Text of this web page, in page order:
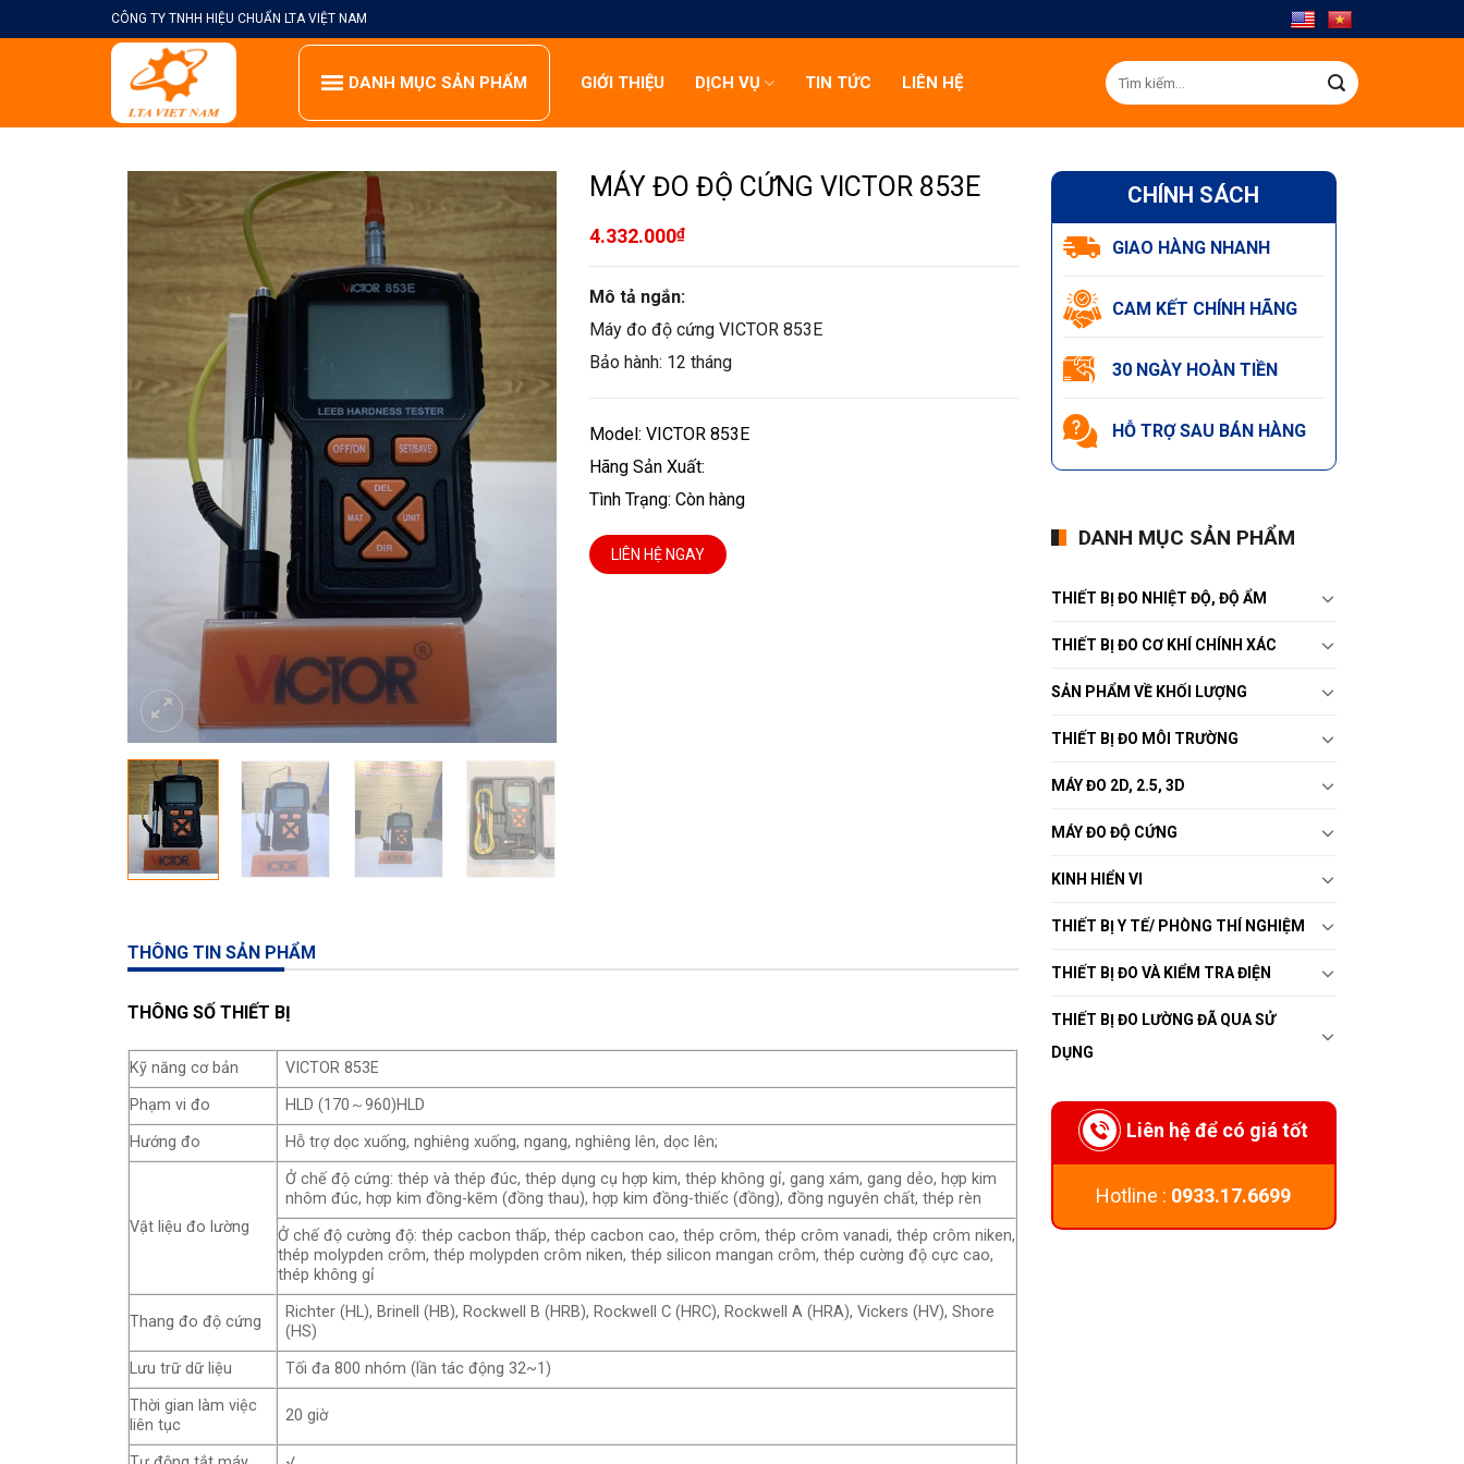
to
CÔNG TY TNHH HIỆU CHUẨN LTA VIỆT NAM
DANH MỤC SẢN PHẨM GIỚI THIỆU DỊCH VỤ TIN TỨC LIÊN HỆ
Tìm
kiếm:
CHÍNH SÁCH
GIAO HÀNG NHANH
CAM KẾT CHÍNH HÃNG
30 NGÀY HOÀN TIỀN
HỖ TRỢ SAU BÁN HÀNG
DANH MỤC SẢN PHẨM
THIẾT BỊ ĐO NHIỆT ĐỘ, ĐỘ ẨM
THIẾT BỊ ĐO CƠ KHÍ CHÍNH XÁC
SẢN PHẨM VỀ KHỐI LƯỢNG
THIẾT BỊ ĐO MÔI TRƯỜNG
MÁY ĐO 2D, 2.5, 3D
MÁY ĐO ĐỘ CỨNG
KINH HIỂN VI
THIẾT BỊ Y TẾ/ PHÒNG THÍ NGHIỆM
THIẾT BỊ ĐO VÀ KIỂM TRA ĐIỆN
THIẾT BỊ ĐO LƯỜNG ĐÃ QUA SỬ
DỤNG
Liên hệ để có giá tốt
Hotline : 0933.17.6699
MÁY ĐO ĐỘ CỨNG VICTOR 853E
4.332.000₫
Mô tả ngắn:
Máy đo độ cứng VICTOR 853E
Bảo hành: 12 tháng
Model: VICTOR 853E
Hãng Sản Xuất:
Tình Trạng: Còn hàng
LIÊN HỆ NGAY
THÔNG TIN SẢN PHẨM
THÔNG SỐ THIẾT BỊ
Kỹ năng cơ bản
VICTOR 853E
Phạm vi đo
HLD (170～960)HLD
Hướng đo
Hỗ trợ dọc xuống, nghiêng xuống, ngang, nghiêng lên, dọc lên;
Vật liệu đo lường
Ở chế độ cứng: thép và thép đúc, thép dụng cụ hợp kim, thép không gỉ, gang xám, gang dẻo, hợp kim
nhôm đúc, hợp kim đồng-kẽm (đồng thau), hợp kim đồng-thiếc (đồng), đồng nguyên chất, thép rèn
Ở chế độ cường độ: thép cacbon thấp, thép cacbon cao, thép crôm, thép crôm vanadi, thép crôm niken,
thép molypden crôm, thép molypden crôm niken, thép silicon mangan crôm, thép cường độ cực cao,
thép không gỉ
Thang đo độ cứng
Richter (HL), Brinell (HB), Rockwell B (HRB), Rockwell C (HRC), Rockwell A (HRA), Vickers (HV), Shore
(HS)
Lưu trữ dữ liệu
Tối đa 800 nhóm (lần tác động 32~1)
Thời gian làm việc
liên tục
20 giờ